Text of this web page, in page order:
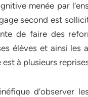
menée par
second est
de faire des
élèves et ainsi les
à plusieurs
d’observer